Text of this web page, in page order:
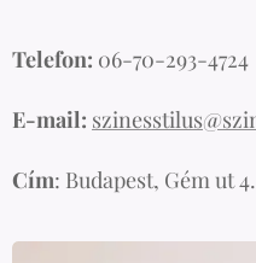
Telefon: 06-70-293-4724
E-mail:
Cím: Budapest, Gém ut